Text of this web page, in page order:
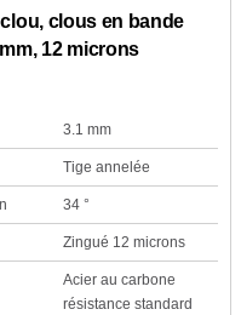
clous en bande
12 microns
3.1 mm
Tige annelée
34 °
Zingué 12 microns
Acier au carbone
résistance standard